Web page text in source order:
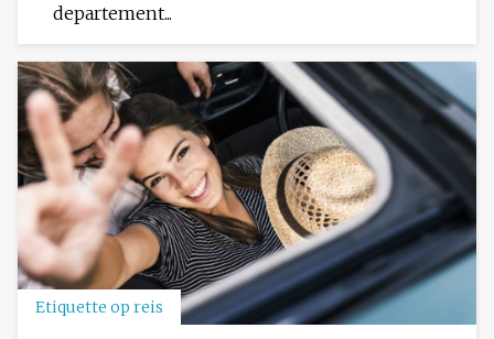
departement...
Etiquette op reis